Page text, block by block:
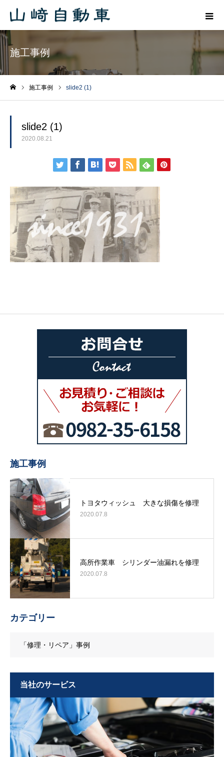
施工事例
施工事例 slide2 (1)
slide2 (1)
2020.08.21
施工事例
トヨタウィッシュ 大きな損傷を修理
2020.07.8
高所作業車 シリンダー油漏れを修理
2020.07.8
カテゴリー
「修理・リペア」事例
当社のサービス